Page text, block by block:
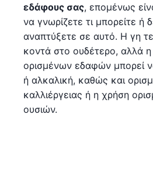
εδάφους σας, επομένως
να γνωρίζετε τι μπορείτε ή
αναπτύξετε σε αυτό. Η γη
κοντά στο ουδέτερο, αλλά
ορισμένων εδαφών μπορεί
ή αλκαλική, καθώς και
καλλιέργειας ή η χρήση
ουσιών.